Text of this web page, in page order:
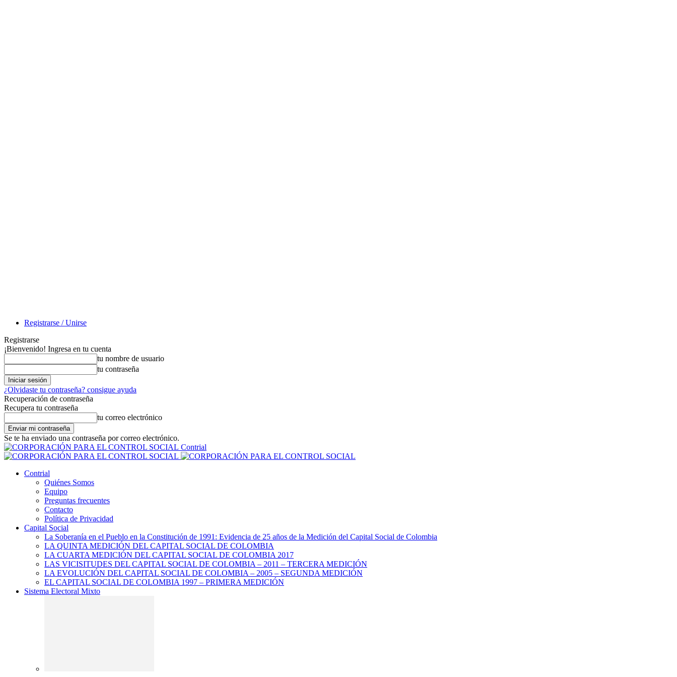
Registrarse / Unirse
Registrarse
¡Bienvenido! Ingresa en tu cuenta
tu nombre de usuario
tu contraseña
¿Olvidaste tu contraseña? consigue ayuda
Recuperación de contraseña
Recupera tu contraseña
tu correo electrónico
Se te ha enviado una contraseña por correo electrónico.
Contrial
Contrial
Quiénes Somos
Equipo
Preguntas frecuentes
Contacto
Política de Privacidad
Capital Social
La Soberanía en el Pueblo en la Constitución de 1991: Evidencia de 25 años de la Medición del Capital Social de Colombia
LA QUINTA MEDICIÓN DEL CAPITAL SOCIAL DE COLOMBIA
LA CUARTA MEDICIÓN DEL CAPITAL SOCIAL DE COLOMBIA 2017
LAS VICISITUDES DEL CAPITAL SOCIAL DE COLOMBIA – 2011 – TERCERA MEDICIÓN
LA EVOLUCIÓN DEL CAPITAL SOCIAL DE COLOMBIA – 2005 – SEGUNDA MEDICIÓN
EL CAPITAL SOCIAL DE COLOMBIA 1997 – PRIMERA MEDICIÓN
Sistema Electoral Mixto